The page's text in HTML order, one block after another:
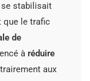
se stabilisait
que le trafic
de
à réduire
aux